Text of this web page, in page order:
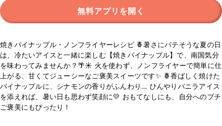
無料アプリを開く
焼きパイナップル・ノンフライヤーレシピ 🍍暑さにバテそうな夏の日
は、冷たいアイスと一緒に楽しむ【焼きパイナップル】で、南国気分
を味わってみませんか？🌴☀️ 火を使わず、ノンフライヤーで簡単に仕
上がる、甘くてジューシーなご褒美スイーツです✨ 🍍香ばしく焼けた
パイナップルに、シナモンの香りがふんわり… ひんやりバニラアイス
を添えれば、暑い日も思わず笑顔に💛 おもてなしにも、自分へのプチ
ご褒美にもぴったり！